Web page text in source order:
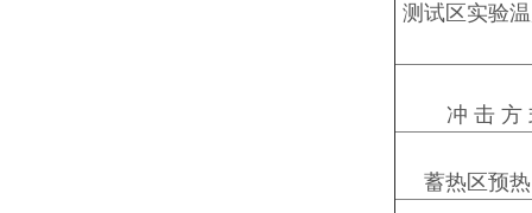
测试区实验
冲 击 方
蓄热区预